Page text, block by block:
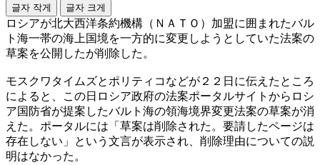
글자 작게 글자 크게
ロシアが北大西洋条約機構（ＮＡＴＯ）加盟に囲まれたバル
ト海一帯の海上国境を一方的に変更しようとしていた法案の
草案を公開したが削除した。
モスクワタイムズとポリティコなどが２２日に伝えたところ
によると、この日ロシア政府の法案ポータルサイトからロシ
ア国防省が提案したバルト海の領海境界変更法案の草案が消
えた。ポータルには「草案は削除された。要請したページは
存在しない」という文言が表示され、削除理由についての説
明はなかった。